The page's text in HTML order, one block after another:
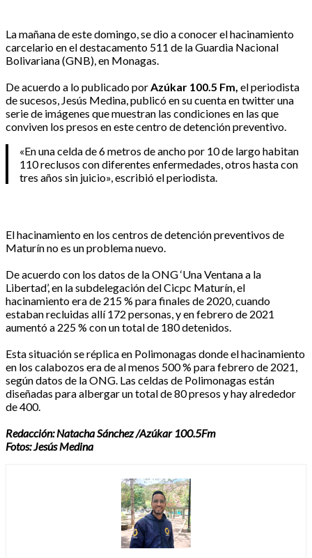
La mañana de este domingo, se dio a conocer el hacinamiento
carcelario en el destacamento 511 de la Guardia Nacional
Bolivariana (GNB), en Monagas.
De acuerdo a lo publicado porAzúkar 100.5 Fm, el periodista
de sucesos, Jesús Medina, publicó en su cuenta en twitter una
serie de imágenes que muestran las condiciones en las que
conviven los presos en este centro de detención preventivo.
«En una celda de 6 metros de ancho por 10 de largo habitan
110 reclusos con diferentes enfermedades, otros hasta con
tres años sin juicio», escribió el periodista.
El hacinamiento en los centros de detención preventivos de
Maturín no es un problema nuevo.
De acuerdo con los datos de la ONG ‘Una Ventana a la
Libertad’, en la subdelegación del Cicpc Maturín, el
hacinamiento era de 215 % para finales de 2020, cuando
estaban recluidas allí 172 personas, y en febrero de 2021
aumentó a 225 % con un total de 180 detenidos.
Esta situación se réplica en Polimonagas donde el hacinamiento
en los calabozos era de al menos 500 % para febrero de 2021,
según datos de la ONG. Las celdas de Polimonagas están
diseñadas para albergar un total de 80 presos y hay alrededor
de 400.
Redacción: Natacha Sánchez /Azúkar 100.5Fm
Fotos: Jesús Medina